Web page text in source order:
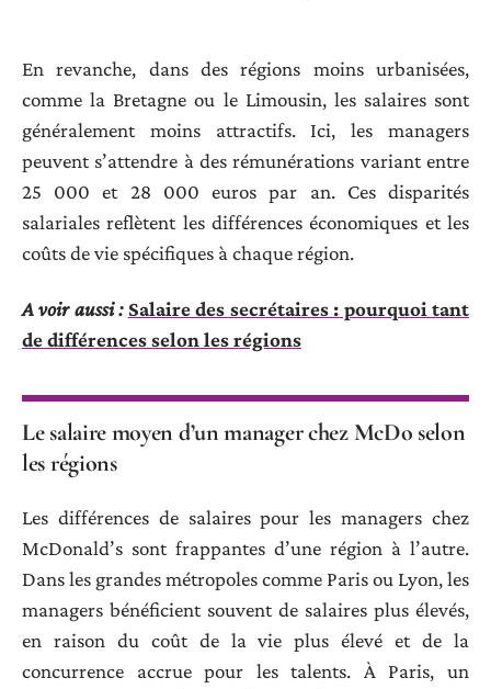
En revanche, dans des régions moins urbanisées,
comme la Bretagne ou le Limousin, les salaires sont
généralement moins attractifs. Ici, les managers
peuvent s’attendre à des rémunérations variant entre
25 000 et 28 000 euros par an. Ces disparités
salariales reflètent les différences économiques et les
coûts de vie spécifiques à chaque région.
A voir aussi : Salaire des secrétaires : pourquoi tant
de différences selon les régions
Le salaire moyen d’un manager chez McDo selon
les régions
Les différences de salaires pour les managers chez
McDonald’s sont frappantes d’une région à l’autre.
Dans les grandes métropoles comme Paris ou Lyon, les
managers bénéficient souvent de salaires plus élevés,
en raison du coût de la vie plus élevé et de la
concurrence accrue pour les talents. À Paris, un